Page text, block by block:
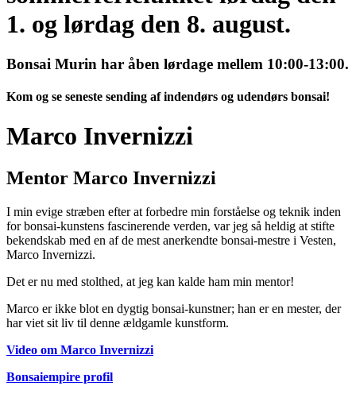
1. og lørdag den 8. august.
Bonsai Murin har åben lørdage mellem 10:00-13:00.
Kom og se seneste sending af indendørs og udendørs bonsai!
Marco Invernizzi
Mentor Marco Invernizzi
I min evige stræben efter at forbedre min forståelse og teknik inden
for bonsai-kunstens fascinerende verden, var jeg så heldig at stifte
bekendskab med en af de mest anerkendte bonsai-mestre i Vesten,
Marco Invernizzi.
Det er nu med stolthed, at jeg kan kalde ham min mentor!
Marco er ikke blot en dygtig bonsai-kunstner; han er en mester, der
har viet sit liv til denne ældgamle kunstform.
Video om Marco Invernizzi
Bonsaiempire profil